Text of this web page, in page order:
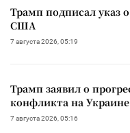
Трамп подписал указ
США
7 августа 2026, 05:19
Трамп заявил о
конфликта на Украине
7 августа 2026, 05:16